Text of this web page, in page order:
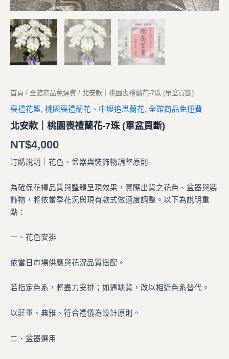
首頁 / 全館商品免運費 / 北安款｜桃園喪禮蘭花-7珠 (單盆買斷)
喪禮花籃, 桃園喪禮蘭花、中壢追思蘭花, 全館商品免運費
北安款｜桃園喪禮蘭花-7珠 (單盆買斷)
NT$4,000
訂購說明｜花色、盆器與裝飾物調整原則
為確保花禮品質與整體呈現效果，實際出貨之花色、盆器與裝
飾物，將依當季花況與現有款式做適度調整。以下為說明重
點：
一、花色安排
依當日市場供應與花況品質搭配。
若指定色系，將盡力安排；如遇缺貨，改以相近色系替代。
以莊重、典雅、符合禮儀為設計原則。
二、盆器選用